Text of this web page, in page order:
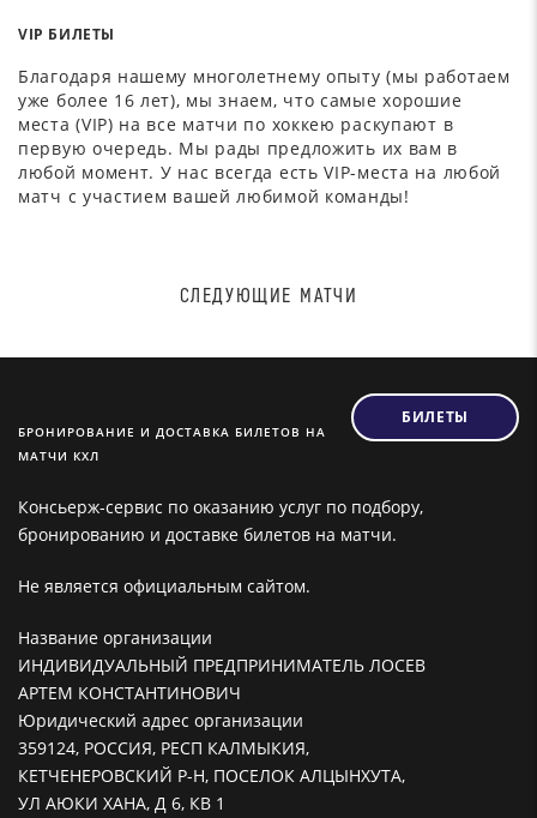
VIP БИЛЕТЫ
Благодаря нашему многолетнему опыту (мы работаем
уже более 16 лет), мы знаем, что самые хорошие
места (VIP) на все матчи по хоккею раскупают в
первую очередь. Мы рады предложить их вам в
любой момент. У нас всегда есть VIP-места на любой
матч с участием вашей любимой команды!
СЛЕДУЮЩИЕ МАТЧИ
БРОНИРОВАНИЕ И ДОСТАВКА БИЛЕТОВ НА
МАТЧИ КХЛ
БИЛЕТЫ
Консьерж-сервис по оказанию услуг по подбору,
бронированию и доставке билетов на матчи.
Не является официальным сайтом.
Название организации
ИНДИВИДУАЛЬНЫЙ ПРЕДПРИНИМАТЕЛЬ ЛОСЕВ
АРТЕМ КОНСТАНТИНОВИЧ
Юридический адрес организации
359124, РОССИЯ, РЕСП КАЛМЫКИЯ,
КЕТЧЕНЕРОВСКИЙ Р-Н, ПОСЕЛОК АЛЦЫНХУТА,
УЛ АЮКИ ХАНА, Д 6, КВ 1